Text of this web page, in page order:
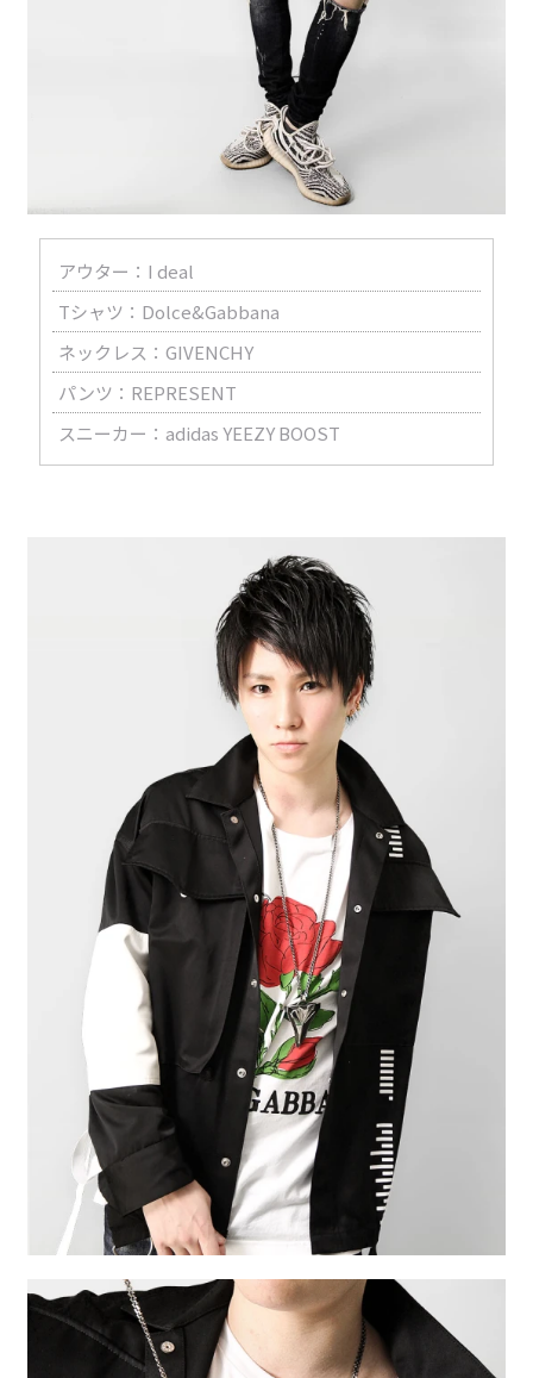
アウター：I deal
Tシャツ：Dolce&Gabbana
ネックレス：GIVENCHY
パンツ：REPRESENT
スニーカー：adidas YEEZY BOOST